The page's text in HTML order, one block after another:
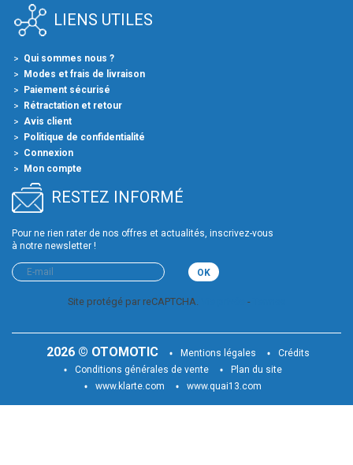
LIENS UTILES
Qui sommes nous ?
Modes et frais de livraison
Paiement sécurisé
Rétractation et retour
Avis client
Politique de confidentialité
Connexion
Mon compte
RESTEZ INFORMÉ
Pour ne rien rater de nos offres et actualités, inscrivez-vous
à notre newsletter !
Site protégé par reCAPTCHA. -
2026 © OTOMOTIC Mentions légales
Crédits
Conditions générales de vente
Plan du site
www.klarte.com
www.quai13.com